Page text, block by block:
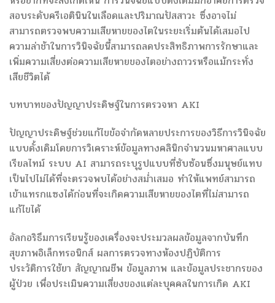
สอบระดับครีเอตินินในเลือดและปริมาณปัสสาวะ ซึ่งอาจไม่
สามารถตรวจพบความเสียหายของไตในระยะเริ่มต้นได้เสมอไป
ความล่าช้าในการวินิจฉัยนี้สามารถลดประสิทธิภาพการรักษาและ
เพิ่มความเสี่ยงต่อความเสียหายของไตอย่างถาวรหรือแม้กระทั่ง
เสียชีวิตได้
บทบาทของปัญญาประดิษฐ์ในการตรวจหา AKI
ปัญญาประดิษฐ์ช่วยแก้ไขข้อจำกัดหลายประการของวิธีการวินิจฉัย
แบบดั้งเดิมโดยการวิเคราะห์ข้อมูลทางคลินิกจำนวนมหาศาลแบบ
เรียลไทม์ ระบบ AI สามารถระบุรูปแบบที่ซับซ้อนซึ่งมนุษย์แทบ
เป็นไปไม่ได้ที่จะตรวจพบได้อย่างสม่ำเสมอ ทำให้แพทย์สามารถ
เข้าแทรกแซงได้ก่อนที่จะเกิดความเสียหายของไตที่ไม่สามารถ
แก้ไขได้
อัลกอริธึมการเรียนรู้ของเครื่องจะประมวลผลข้อมูลจากบันทึก
สุขภาพอิเล็กทรอนิกส์ ผลการตรวจทางห้องปฏิบัติการ
ประวัติการใช้ยา สัญญาณชีพ ข้อมูลภาพ และข้อมูลประชากรของ
ผู้ป่วย เพื่อประเมินความเสี่ยงของแต่ละบุคคลในการเกิด AKI